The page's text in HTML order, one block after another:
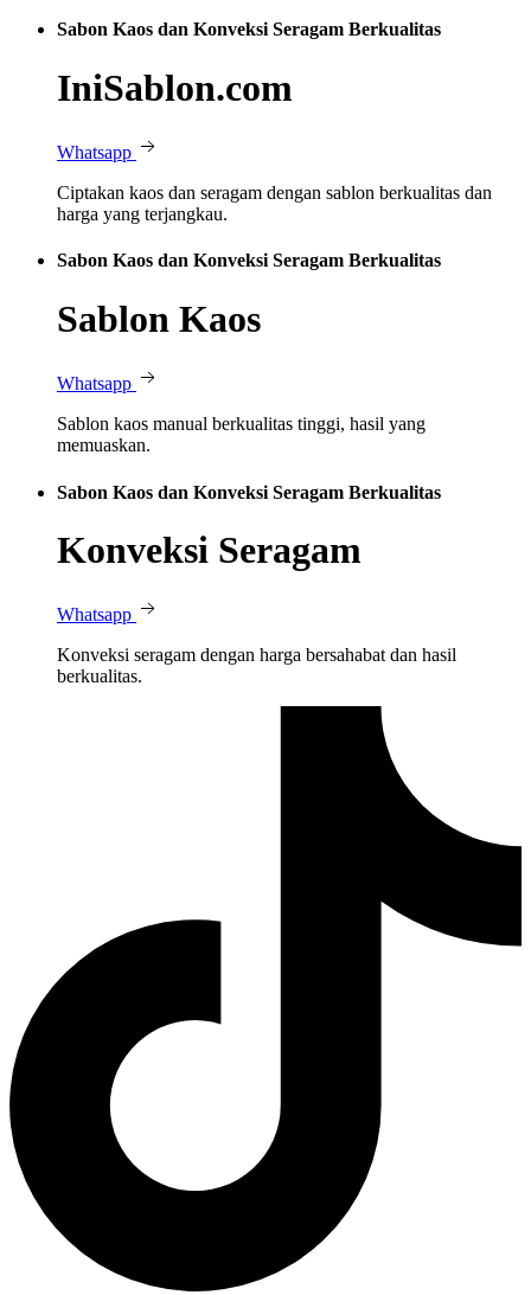
Sabon Kaos dan Konveksi Seragam Berkualitas
IniSablon.com
Whatsapp
Ciptakan kaos dan seragam dengan sablon berkualitas dan
harga yang terjangkau.
Sabon Kaos dan Konveksi Seragam Berkualitas
Sablon Kaos
Whatsapp
Sablon kaos manual berkualitas tinggi, hasil yang
memuaskan.
Sabon Kaos dan Konveksi Seragam Berkualitas
Konveksi Seragam
Whatsapp
Konveksi seragam dengan harga bersahabat dan hasil
berkualitas.